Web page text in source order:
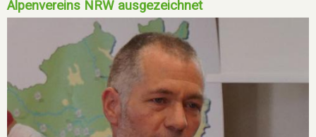
Alpenvereins NRW ausgezeichnet